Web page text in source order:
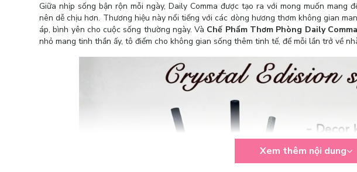
Giữa nhịp sống bận rộn mỗi ngày, Daily Comma được tạo ra với mong muốn
nên dễ chịu hơn. Thương hiệu này nổi tiếng với các dòng hương thơm không gian
áp, bình yên cho cuộc sống thường ngày. Và Chế Phẩm Thơm Phòng Daily
nhỏ mang tinh thần ấy, tô điểm cho không gian sống thêm tinh tế, để mỗi lần trở về
Xem thêm nội dung